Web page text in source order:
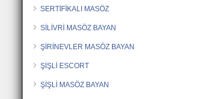
SERTİFİKALI MASÖZ
SİLİVRİ MASÖZ BAYAN
ŞİRİNEVLER MASÖZ BAYAN
ŞİŞLİ ESCORT
ŞİŞLİ MASÖZ BAYAN